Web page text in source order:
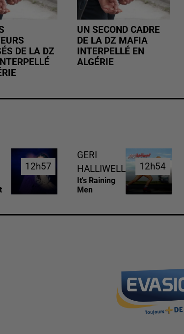
DE LA DZ
UN SECOND CADRE
DE LA DZ MAFIA
INTERPELLÉ EN
ALGÉRIE
12h57
12h57
GERI
HALLIWELL
It's Raining
Men
12h54
12h54